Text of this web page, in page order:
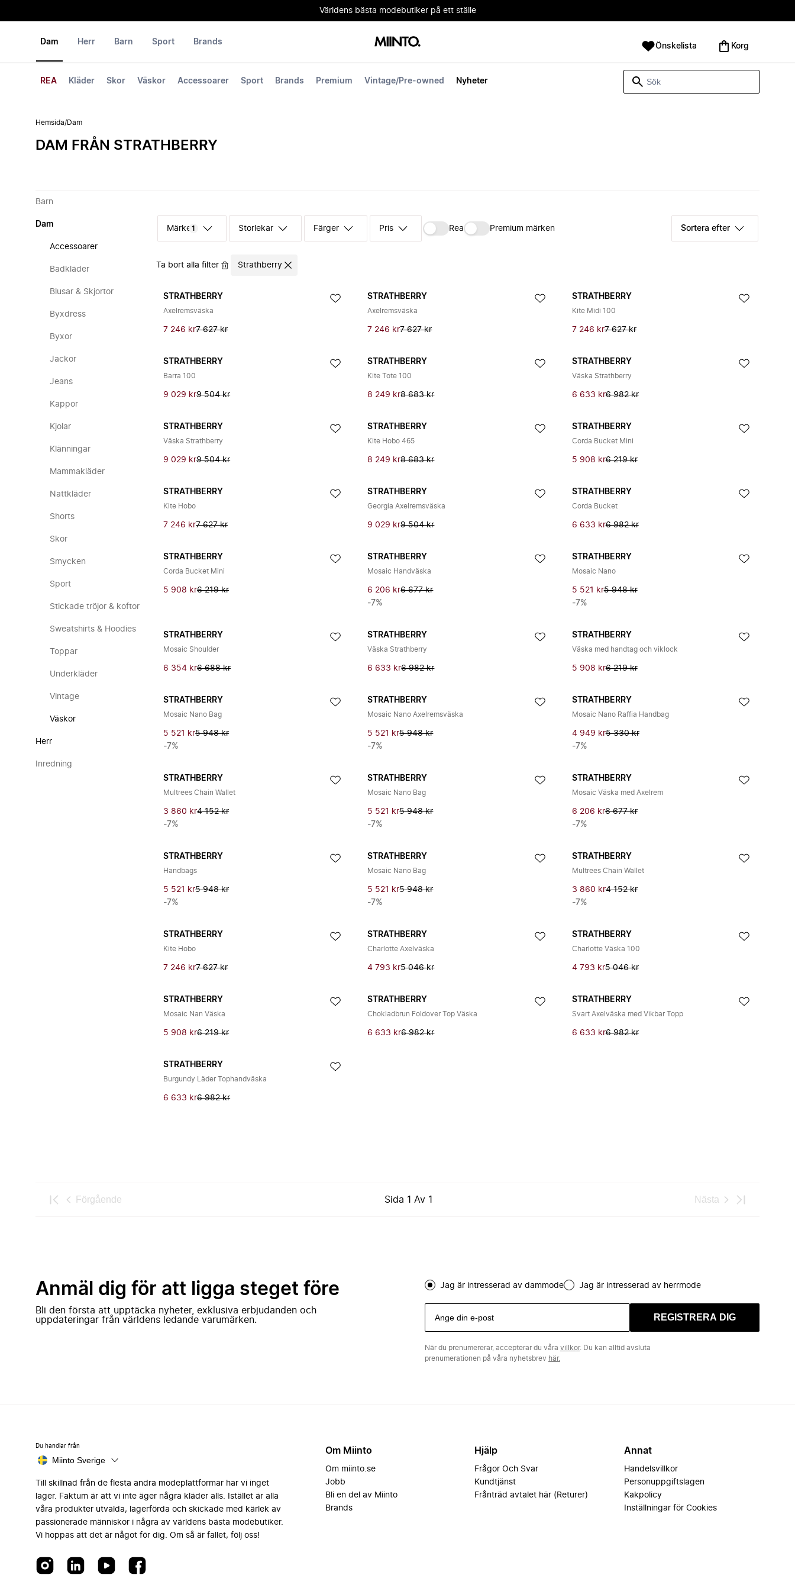
Världens bästa modebutiker på ett ställe
Dam
REA Kläder Skor Väskor Accessoarer Sport Brands Premium Vintage/Pre-owned Nyheter
Herr Barn Sport Brands Önskelista Korg
Hemsida/Dam
DAM FRÅN STRATHBERRY
Barn
Dam
Accessoarer
Badkläder
Blusar & Skjortor
Byxdress
Byxor
Jackor
Jeans
Kappor
Kjolar
Klänningar
Mammakläder
Nattkläder
Shorts
Skor
Smycken
Sport
Stickade tröjor & koftor
Sweatshirts & Hoodies
Toppar
Underkläder
Vintage
Väskor
Herr
Inredning
Märke 1 Storlekar Färger Pris Rea Premium märken Sortera efter
Ta bort alla filter Strathberry
STRATHBERRY
Axelremsväska
7 246 kr7 627 kr
STRATHBERRY
Axelremsväska
7 246 kr7 627 kr
STRATHBERRY
Kite Midi 100
7 246 kr7 627 kr
STRATHBERRY
Barra 100
9 029 kr9 504 kr
STRATHBERRY
Kite Tote 100
8 249 kr8 683 kr
STRATHBERRY
Väska Strathberry
6 633 kr6 982 kr
STRATHBERRY
Väska Strathberry
9 029 kr9 504 kr
STRATHBERRY
Kite Hobo 465
8 249 kr8 683 kr
STRATHBERRY
Corda Bucket Mini
5 908 kr6 219 kr
STRATHBERRY
Kite Hobo
7 246 kr7 627 kr
STRATHBERRY
Georgia Axelremsväska
9 029 kr9 504 kr
STRATHBERRY
Corda Bucket
6 633 kr6 982 kr
STRATHBERRY
Corda Bucket Mini
5 908 kr6 219 kr
STRATHBERRY
Mosaic Handväska
6 206 kr6 677 kr
-7%
STRATHBERRY
Mosaic Nano
5 521 kr5 948 kr
-7%
STRATHBERRY
Mosaic Shoulder
6 354 kr6 688 kr
STRATHBERRY
Väska Strathberry
6 633 kr6 982 kr
STRATHBERRY
Väska med handtag och viklock
5 908 kr6 219 kr
STRATHBERRY
Mosaic Nano Bag
5 521 kr5 948 kr
-7%
STRATHBERRY
Mosaic Nano Axelremsväska
5 521 kr5 948 kr
-7%
STRATHBERRY
Mosaic Nano Raffia Handbag
4 949 kr5 330 kr
-7%
STRATHBERRY
Multrees Chain Wallet
3 860 kr4 152 kr
-7%
STRATHBERRY
Mosaic Nano Bag
5 521 kr5 948 kr
-7%
STRATHBERRY
Mosaic Väska med Axelrem
6 206 kr6 677 kr
-7%
STRATHBERRY
Handbags
5 521 kr5 948 kr
-7%
STRATHBERRY
Mosaic Nano Bag
5 521 kr5 948 kr
-7%
STRATHBERRY
Multrees Chain Wallet
3 860 kr4 152 kr
-7%
STRATHBERRY
Kite Hobo
7 246 kr7 627 kr
STRATHBERRY
Charlotte Axelväska
4 793 kr5 046 kr
STRATHBERRY
Charlotte Väska 100
4 793 kr5 046 kr
STRATHBERRY
Mosaic Nan Väska
5 908 kr6 219 kr
STRATHBERRY
Chokladbrun Foldover Top Väska
6 633 kr6 982 kr
STRATHBERRY
Svart Axelväska med Vikbar Topp
6 633 kr6 982 kr
STRATHBERRY
Burgundy Läder Tophandväska
6 633 kr6 982 kr
Förgående Sida 1 Av 1 Nästa
Anmäl dig för att ligga steget före
Bli den första att upptäcka nyheter, exklusiva erbjudanden och
uppdateringar från världens ledande varumärken.
Jag är intresserad av dammode Jag är intresserad av herrmode
REGISTRERA DIG
När du prenumererar, accepterar du våra villkor. Du kan alltid avsluta
prenumerationen på våra nyhetsbrev här.
Du handlar från
Miinto Sverige
Till skillnad från de flesta andra modeplattformar har vi inget
lager. Faktum är att vi inte äger några kläder alls. Istället är alla
våra produkter utvalda, lagerförda och skickade med kärlek av
passionerade människor i några av världens bästa modebutiker.
Vi hoppas att det är något för dig. Om så är fallet, följ oss!
Om Miinto
Om miinto.se
Jobb
Bli en del av Miinto
Brands
Hjälp
Frågor Och Svar
Kundtjänst
Frånträd avtalet här (Returer)
Annat
Handelsvillkor
Personuppgiftslagen
Kakpolicy
Inställningar för Cookies